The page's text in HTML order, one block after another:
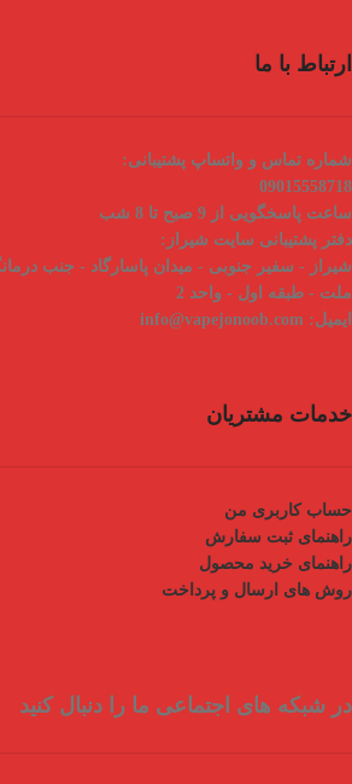
ارتباط با ما
شماره تماس و واتساپ پشتیبانی:
09015558718
ساعت پاسخگویی از 9 صبح تا 8 شب
دفتر پشتیبانی سایت شیراز:
شیراز - سفیر جنوبی - میدان پاسارگاد - جنب
ملت - طبقه اول - واحد 2
ایمیل:
خدمات مشتریان
حساب کاربری من
راهنمای ثبت سفارش
راهنمای خرید محصول
روش های ارسال و پرداخت
در شبکه های اجتماعی ما را دنبال کنید